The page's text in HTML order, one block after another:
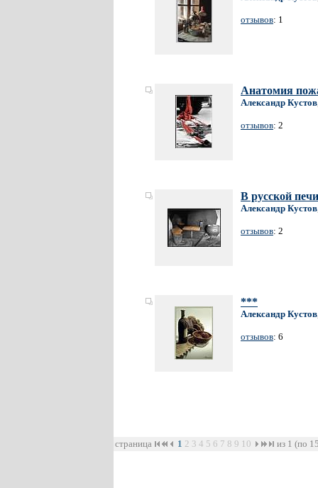
отзывов: 1
Анатомия
Александр Кустов
отзывов: 2
В русской печи
Александр Кустов
отзывов: 2
***
Александр Кустов
отзывов: 6
страница 1 2 3 4 5 6 7 8 9 10 из 1 (по